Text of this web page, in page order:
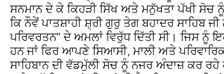
ਸਨਮਾਨ ਦੇ ਕੇ ਕਿਹੜੀ ਸਿੱਖ ਅਤੇ ਮਨੁੱਖਤਾ ਪੱਖੀ ਸੋਚ
ਕਿ ਨੌਵੇਂ ਪਾਤਸ਼ਾਹੀ ਸ਼੍ਰੀ ਗੁਰੁ ਤੇਗ ਬਹਾਦਰ ਸਾਹਿਬ
ਪਰਿਵਰਤਨ” ਦੇ ਅਮਲਾਂ ਵਿਰੁੱਧ ਦਿੱਤੀ ਸੀ। ਜਿਸ
ਹਨ ਜਾਂ ਫਿਰ ਆਪਣੇ ਸਿਆਸੀ, ਮਾਲੀ ਅਤੇ
ਸਾਹਿਬਾਨ ਦੀ ਵੱਡਮੁੱਲੀ ਸੋਚ ਨੂੰ ਨਜਰ ਅੰਦਾਜ਼ ਕਰ